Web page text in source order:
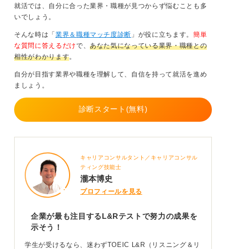
企業への貢献につなげて選考を突破しましょう。その努
力は必ず道を開きます。
0
就活では、自分に合った業界・職種が見つからず悩むことも多
いでしょう。
そんな時は「業界＆職種マッチ度診断 」が役に立ちます。 簡単
な質問に答えるだけで、あなた気になっている業界・職種との
相性がわかります。
自分が目指す業界や職種を理解して、自信を持って就活を進め
ましょう。
診断スタート(無料)
キャリアコンサルタント／キャリアコンサル
ティング技能士
瀧本博史
プロフィールを見る
企業が最も注目するL&Rテストで努力の成果を
示そう！
学生が受けるなら、迷わずTOEIC L&R（リスニング＆リ